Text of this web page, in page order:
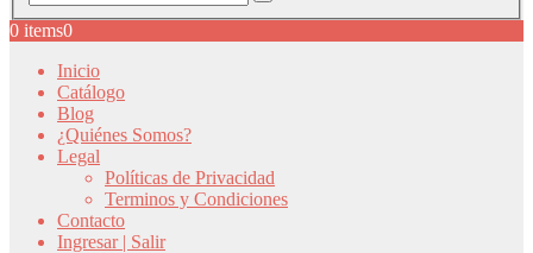
0 items0
Inicio
Catálogo
Blog
¿Quiénes Somos?
Legal
Políticas de Privacidad
Terminos y Condiciones
Contacto
Ingresar | Salir